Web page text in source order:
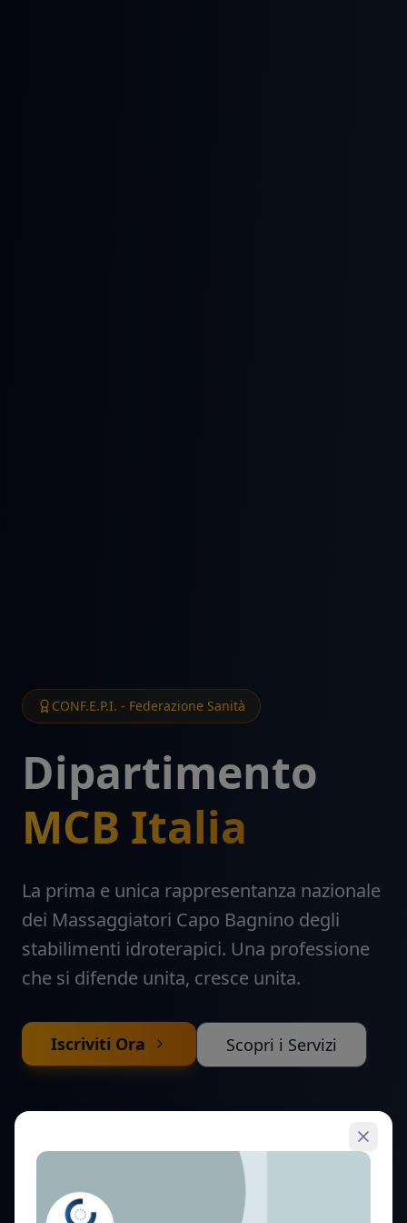
CONF.E.P.I. - Federazione Sanità
Dipartimento
MCB Italia
La prima e unica rappresentanza nazionale
dei Massaggiatori Capo Bagnino degli
stabilimenti idroterapici. Una professione
che si difende unita, cresce unita.
Iscriviti Ora Scopri i Servizi
Idrocolonterapia: benessere per gli anziani e